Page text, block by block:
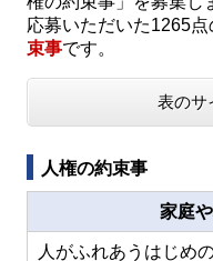
応募いただいた1265
束事です。
表のサ
人権の約束事
家庭
人がふれあうはじめ